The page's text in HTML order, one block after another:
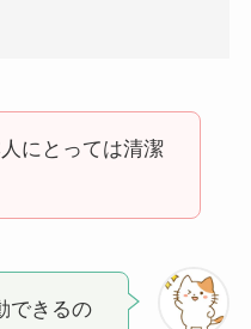
にとっては清潔
できるの